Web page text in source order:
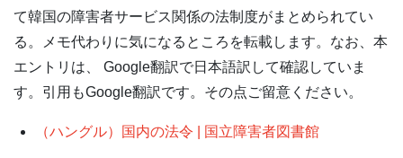
て韓国の障害者サービス関係の法制度がまとめられてい
る。メモ代わりに気になるところを転載します。なお、本
エントリは、 Google翻訳で日本語訳して確認していま
す。引用もGoogle翻訳です。その点ご留意ください。
（ハングル）国内の法令 | 国立障害者図書館